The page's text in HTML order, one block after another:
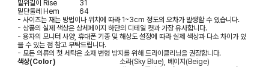
밑위길이 Rise
31
밑단둘레 Hem
64
- 사이즈는 재는 방법이나 위치에 따라 1~3cm 정도의 오차가 발생할 수 있습니다.
- 상품의 실제 색상은 상세페이지 하단의 디테일 컷과 가장 유사합니다.
- 용자의 모니터 사양, 휴대폰 기종 및 해상도 설정에 따라 실제 색상과 다소 차이가 있
을 수 있는 점 참고 부탁드립니다.
- 모든 의류의 첫 세탁은 소재 변형 방지를 위해 드라이클리닝을 권장합니다.
색상(Color)
소라(Sky Blue), 베이지(Beige)